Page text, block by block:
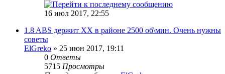
16 июл 2017, 22:55
1.8 ABS держит ХХ в районе 2500 об\мин. Очень нужны
советы
ElGreko » 25 июн 2017, 19:11
0 Ответы
5715 Просмотры